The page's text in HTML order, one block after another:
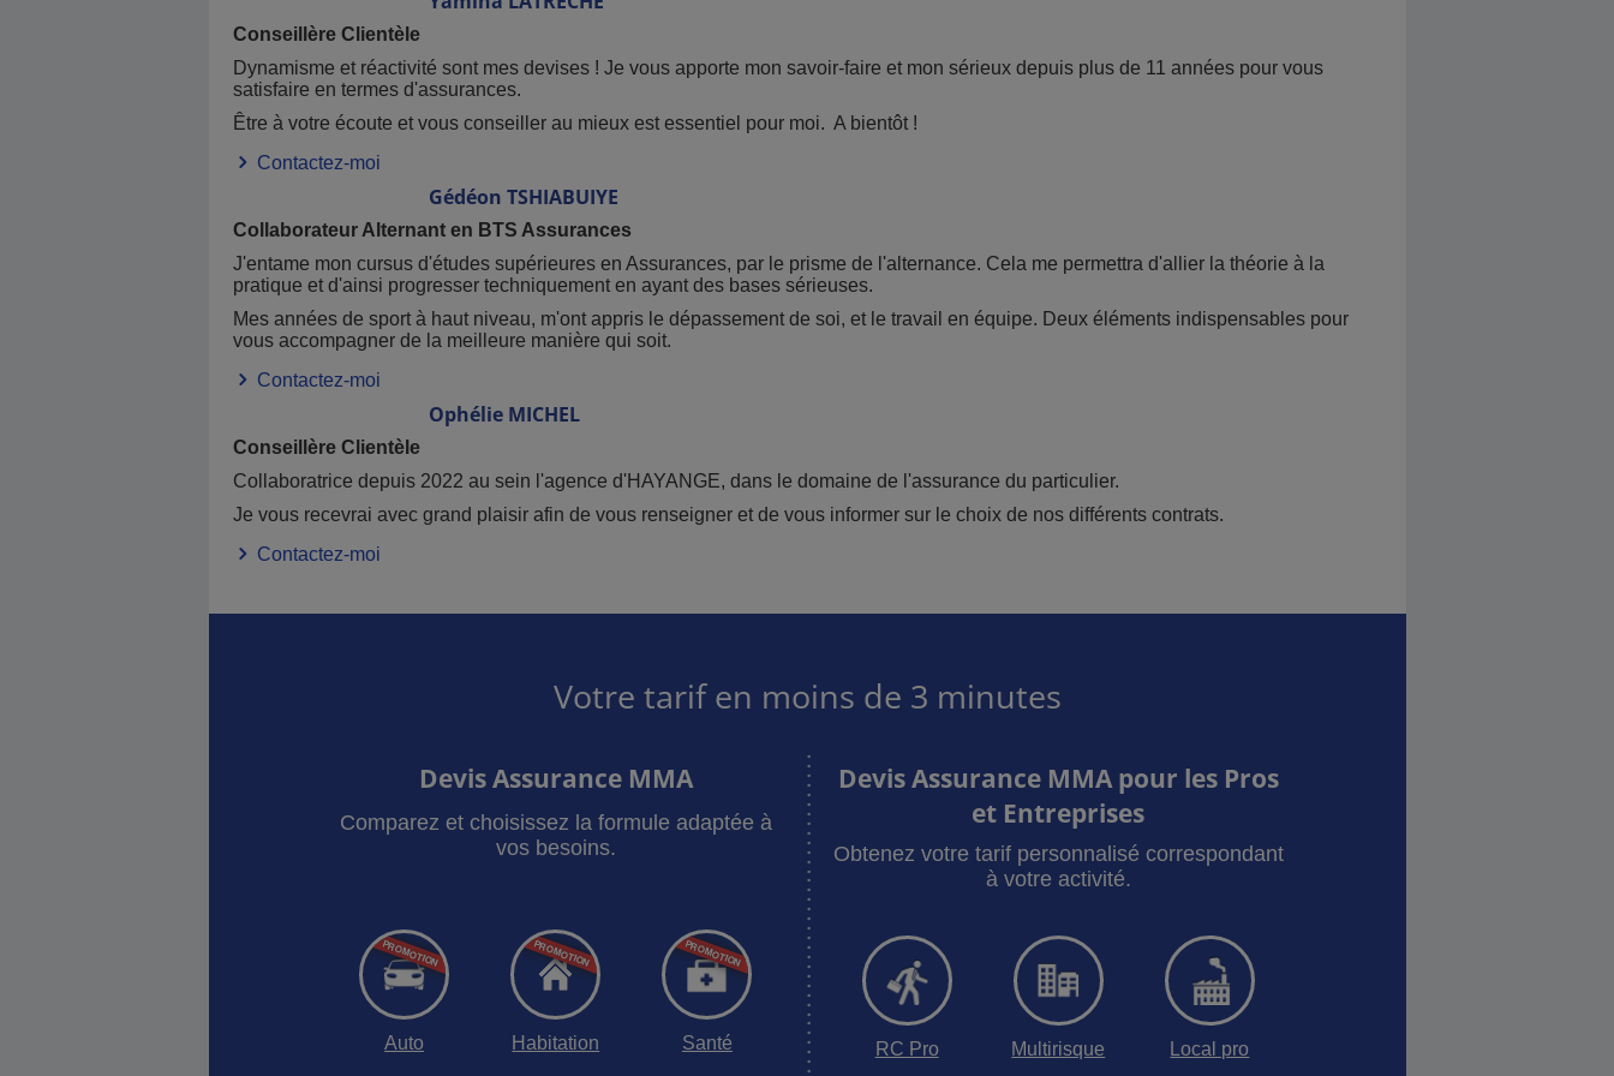
Conseillère Clientèle
Dynamisme et réactivité sont mes devises ! Je vous apporte mon savoir-faire et mon sérieux depuis plus de 11 années pour vous
satisfaire en termes d'assurances.
Être à votre écoute et vous conseiller au mieux est essentiel pour moi. A bientôt !
Contactez-moi
Gédéon TSHIABUIYE
Collaborateur Alternant en BTS Assurances
J'entame mon cursus d'études supérieures en Assurances, par le prisme de l'alternance. Cela me permettra d'allier la théorie à la
pratique et d'ainsi progresser techniquement en ayant des bases sérieuses.
Mes années de sport à haut niveau, m'ont appris le dépassement de soi, et le travail en équipe. Deux éléments indispensables pour
vous accompagner de la meilleure manière qui soit.
Contactez-moi
Ophélie MICHEL
Conseillère Clientèle
Collaboratrice depuis 2022 au sein l'agence d'HAYANGE, dans le domaine de l'assurance du particulier.
Je vous recevrai avec grand plaisir afin de vous renseigner et de vous informer sur le choix de nos différents contrats.
Contactez-moi
Votre tarif en moins de 3 minutes
Devis Assurance MMA
Comparez et choisissez la formule adaptée à
vos besoins.
Auto Habitation Santé
Devis Assurance MMA pour les Pros
et Entreprises
Obtenez votre tarif personnalisé correspondant
à votre activité.
RC Pro Multirisque Local pro